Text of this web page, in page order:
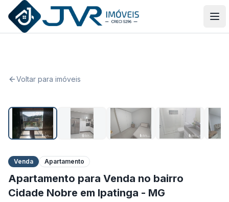
JVR Imóveis
Voltar para imóveis
Venda Apartamento
Apartamento para Venda no bairro
Cidade Nobre em Ipatinga - MG